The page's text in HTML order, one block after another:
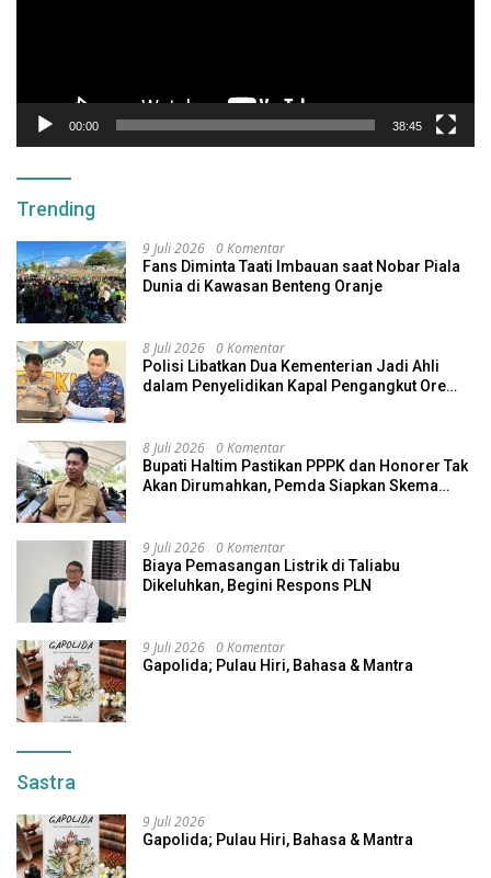
00:00 38:45
Trending
9 Juli 2026 0 Komentar
Fans Diminta Taati Imbauan saat Nobar Piala
Dunia di Kawasan Benteng Oranje
8 Juli 2026 0 Komentar
Polisi Libatkan Dua Kementerian Jadi Ahli
dalam Penyelidikan Kapal Pengangkut Ore
8 Juli 2026 0 Komentar
Bupati Haltim Pastikan PPPK dan Honorer Tak
Akan Dirumahkan, Pemda Siapkan Skema
9 Juli 2026 0 Komentar
Biaya Pemasangan Listrik di Taliabu
Dikeluhkan, Begini Respons PLN
9 Juli 2026 0 Komentar
Gapolida; Pulau Hiri, Bahasa & Mantra
Sastra
9 Juli 2026
Gapolida; Pulau Hiri, Bahasa & Mantra